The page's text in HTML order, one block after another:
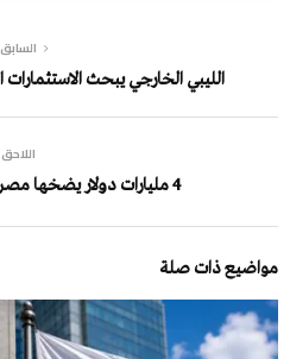
السابق
الليبي الخارجي يبحث
اللاحق
4 مليارات دولار يضخها مصرف ليبيا المركزي للواردات
مواضيع ذات صلة